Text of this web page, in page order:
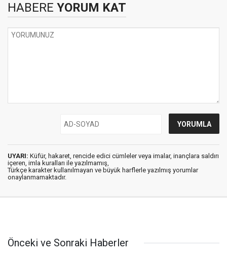
HABERE YORUM KAT
UYARI: Küfür, hakaret, rencide edici cümleler veya imalar, inançlara saldırı
içeren, imla kuralları ile yazılmamış,
Türkçe karakter kullanılmayan ve büyük harflerle yazılmış yorumlar
onaylanmamaktadır.
Önceki ve Sonraki Haberler